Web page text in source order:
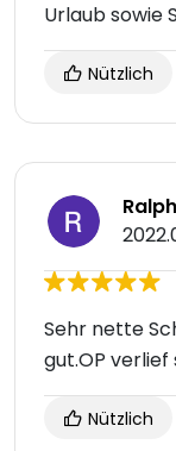
Urlaub sowie
Nützlich
Sehr nette
gut.OP
Nützlich